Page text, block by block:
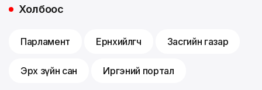
Холбоос
Парламент Ерөнхийлөгч Засгийн газар
Эрх зүйн сан Иргэний портал